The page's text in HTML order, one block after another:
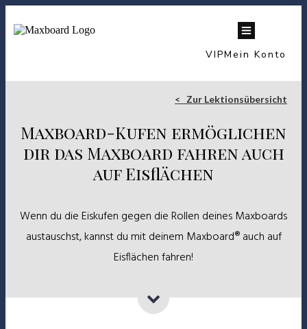
VIPMein Konto
< Zur Lektionsübersicht
Maxboard-Kufen ermöglichen
dir das Maxboard fahren auch
auf Eisflächen
Wenn du die Eiskufen gegen die Rollen deines Maxboards
austauschst, kannst du mit deinem Maxboard® auch auf
Eisflächen fahren!